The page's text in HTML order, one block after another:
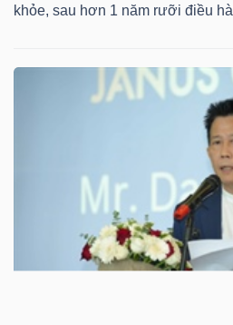
khỏe, sau hơn 1 năm rưỡi điều